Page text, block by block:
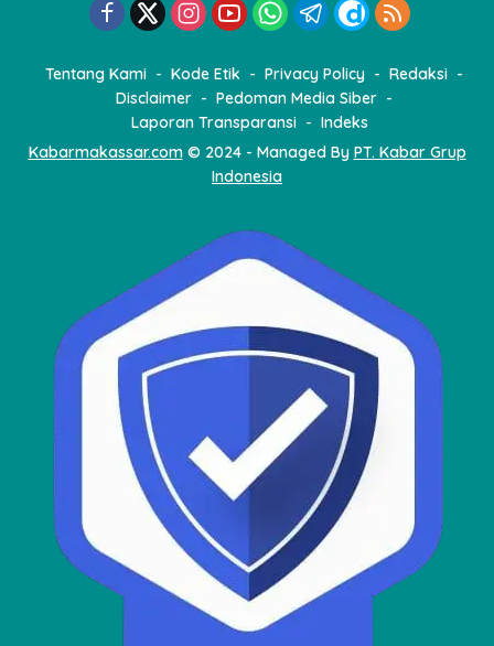
Tentang Kami Kode Etik Privacy Policy
Redaksi
Disclaimer
Pedoman Media Siber
Laporan Transparansi
Indeks
Kabarmakassar.com© 2024 - Managed By PT. Kabar Grup
Indonesia